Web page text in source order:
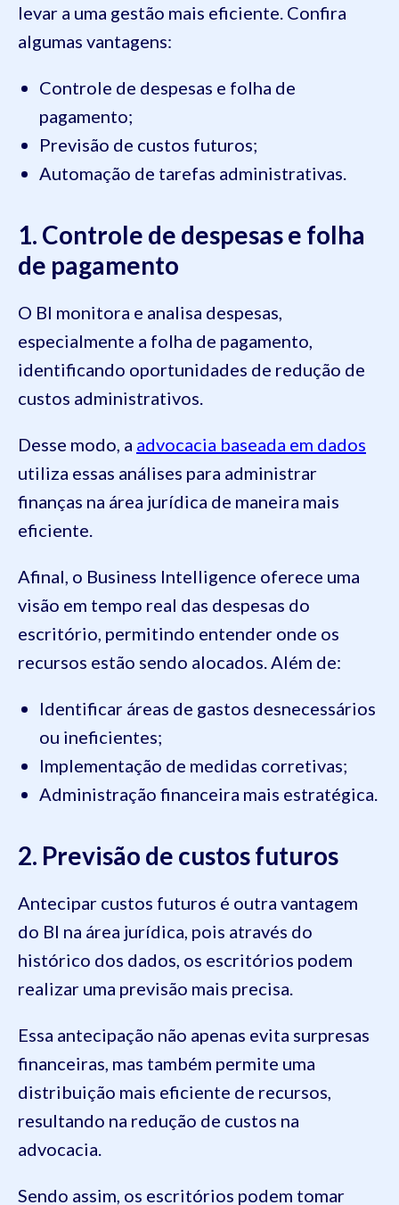
levar a uma gestão mais eficiente. Confira
algumas vantagens:
Controle de despesas e folha de
pagamento;
Previsão de custos futuros;
Automação de tarefas administrativas.
1. Controle de despesas e folha
de pagamento
O BI monitora e analisa despesas,
especialmente a folha de pagamento,
identificando oportunidades de redução de
custos administrativos.
Desse modo, a advocacia baseada em dados
utiliza essas análises para administrar
finanças na área jurídica de maneira mais
eficiente.
Afinal, o Business Intelligence oferece uma
visão em tempo real das despesas do
escritório, permitindo entender onde os
recursos estão sendo alocados. Além de:
Identificar áreas de gastos desnecessários
ou ineficientes;
Implementação de medidas corretivas;
Administração financeira mais estratégica.
2. Previsão de custos futuros
Antecipar custos futuros é outra vantagem
do BI na área jurídica, pois através do
histórico dos dados, os escritórios podem
realizar uma previsão mais precisa.
Essa antecipação não apenas evita surpresas
financeiras, mas também permite uma
distribuição mais eficiente de recursos,
resultando na redução de custos na
advocacia.
Sendo assim, os escritórios podem tomar